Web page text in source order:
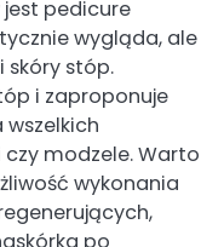
pedicure
wygląda, ale
skóry stóp.
i zaproponuje
modzele. Warto
wykonania
po